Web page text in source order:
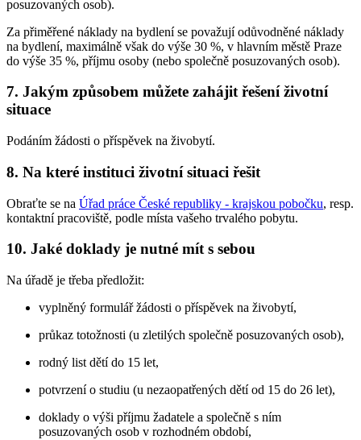
posuzovaných osob).
Za přiměřené náklady na bydlení se považují odůvodněné náklady
na bydlení, maximálně však do výše 30 %, v hlavním městě Praze
do výše 35 %, příjmu osoby (nebo společně posuzovaných osob).
7. Jakým způsobem můžete zahájit řešení životní
situace
Podáním žádosti o příspěvek na živobytí.
8. Na které instituci životní situaci řešit
Obraťte se na Úřad práce České republiky - krajskou pobočku, resp.
kontaktní pracoviště, podle místa vašeho trvalého pobytu.
10. Jaké doklady je nutné mít s sebou
Na úřadě je třeba předložit:
vyplněný formulář žádosti o příspěvek na živobytí,
průkaz totožnosti (u zletilých společně posuzovaných osob),
rodný list dětí do 15 let,
potvrzení o studiu (u nezaopatřených dětí od 15 do 26 let),
doklady o výši příjmu žadatele a společně s ním
posuzovaných osob v rozhodném období,